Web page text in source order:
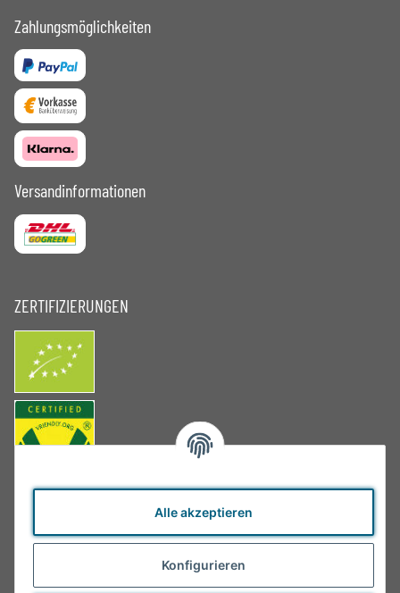
Alle akzeptieren
Konfigurieren
Zahlungsmöglichkeiten
Versandinformationen
ZERTIFIZIERUNGEN